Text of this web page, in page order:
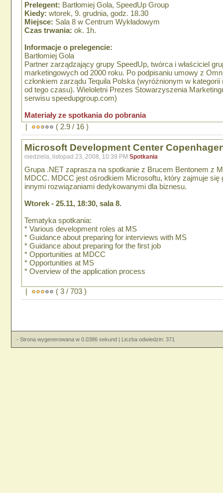
Prelegent: Bartłomiej Gola, SpeedUp Group
Kiedy: wtorek, 9. grudnia, godz. 18.30
Miejsce: Sala 8 w Centrum Wykładowym
Czas trwania: ok. 1h.
Informacje o prelegencie:
Bartłomiej Gola
Partner zarządzający grupy SpeedUp, twórca i właściciel
marketingowych od 2000 roku. Po podpisaniu umowy z
członkiem zarządu Tequila Polska (wyróżnionym w
od tego czasu). Wieloletni Prezes Stowarzyszenia
serwisu speedupgroup.com)
Materiały ze spotkania do pobrania
|
( 2.9 / 16 )
Microsoft Development Center
niedziela, listopad 23, 2008, 10:39 PM Spotkania
Grupa .NET zaprasza na spotkanie z Brucem Bentonem z
MDCC. MDCC jest ośrodkiem Microsoftu, który zajmuje się
innymi rozwiązaniami dedykowanymi dla biznesu.
Wtorek - 25.11, 18:30, sala 8.
Tematyka spotkania:
* Various development roles at MS
* Guidance about preparing for interviews with MS
* Guidance about preparing for the first job
* Opportunities at MDCC
* Opportunities at MS
* Overview of the application process
| ( 3 / 703 )
- Strona wygenerowana w 0.0386 sekund | Liczba odwiedzin: 371